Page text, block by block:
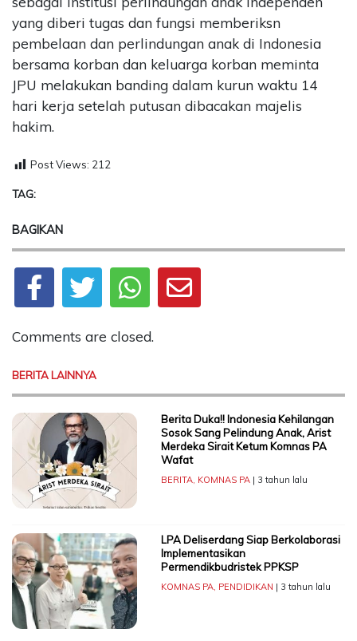
yang diberi tugas dan fungsi memberiksn
pembelaan dan perlindungan anak di Indonesia
bersama korban dan keluarga korban meminta
JPU melakukan banding dalam kurun waktu 14
hari kerja setelah putusan dibacakan majelis
hakim.
Post Views: 212
TAG:
BAGIKAN
Comments are closed.
BERITA LAINNYA
Berita Duka!! Indonesia Kehilangan
Sosok Sang Pelindung Anak, Arist
Merdeka Sirait Ketum Komnas PA
Wafat
BERITA, KOMNAS PA| 3 tahun lalu
LPA Deliserdang Siap Berkolaborasi
Implementasikan
Permendikbudristek PPKSP
KOMNAS PA, PENDIDIKAN | 3 tahun lalu